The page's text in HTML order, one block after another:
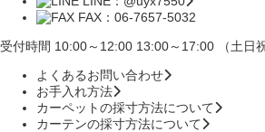
FAX：06-7657-5032
受付時間 10:00～12:00 13:00～17:00 （土日祝
よくあるお問い合わせ
お手入れ方法
カーペットの採寸方法について
カーテンの採寸方法について